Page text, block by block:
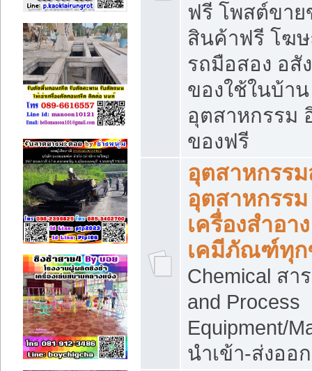
ฟรี โพสต์ขา
สินค้าฟรี โฆ
รถมือสอง อสั
ของใช้ในบ้า
อุตสาหกรรม
ของฟรี
อุตสาหกรรม
อุตสาหกรรม
เครื่องสำอา
เคมีภัณฑ์ทุ
Chemical สา
and Process
Equipment/
นำเข้า-ส่งอ